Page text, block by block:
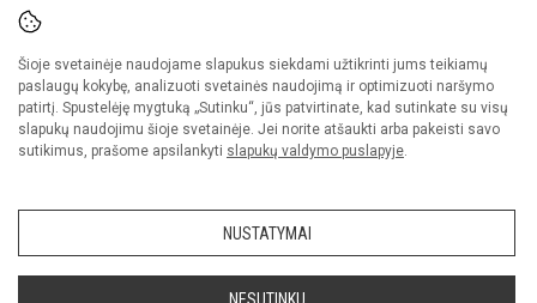
Šioje svetainėje naudojame slapukus siekdami užtikrinti jums teikiamų
paslaugų kokybę, analizuoti svetainės naudojimą ir optimizuoti naršymo
patirtį. Spustelėję mygtuką „Sutinku“, jūs patvirtinate, kad sutinkate su visų
slapukų naudojimu šioje svetainėje. Jei norite atšaukti arba pakeisti savo
sutikimus, prašome apsilankyti slapukų valdymo puslapyje.
NUSTATYMAI
NESUTINKU
© 2023. Jonavos Lietavos pagrindinė mokykla. Visos teisės saugomos.
Kopijuoti turinį be raštiško įstaigos administracijos sutikimo griežtai draudžiama.
Prieinamumo paraiška Slapukų valdymas
svetainę